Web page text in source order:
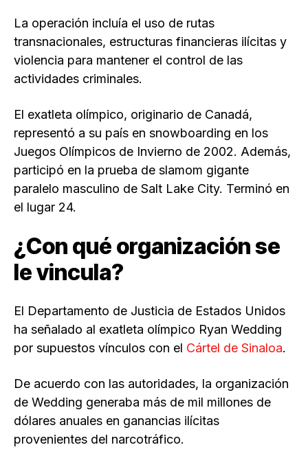
La operación incluía el uso de rutas
transnacionales, estructuras financieras ilícitas y
violencia para mantener el control de las
actividades criminales.
El exatleta olímpico, originario de Canadá,
representó a su país en snowboarding en los
Juegos Olímpicos de Invierno de 2002. Además,
participó en la prueba de slamom gigante
paralelo masculino de Salt Lake City. Terminó en
el lugar 24.
¿Con qué organización se
le vincula?
El Departamento de Justicia de Estados Unidos
ha señalado al exatleta olímpico Ryan Wedding
por supuestos vínculos con el Cártel de Sinaloa.
De acuerdo con las autoridades, la organización
de Wedding generaba más de mil millones de
dólares anuales en ganancias ilícitas
provenientes del narcotráfico.